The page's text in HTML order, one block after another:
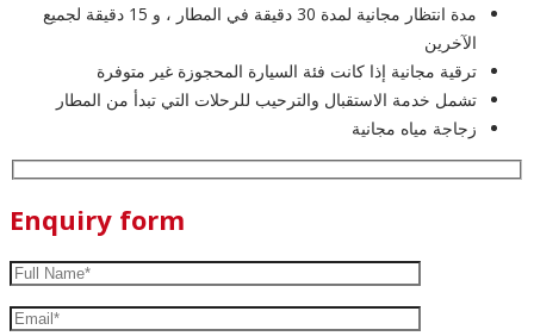
مدة انتظار مجانية لمدة 30 دقيقة في المطار ، و 15 دقيقة لجميع
الآخرين
ترقية مجانية إذا كانت فئة السيارة المحجوزة غير متوفرة
تشمل خدمة الاستقبال والترحيب للرحلات التي تبدأ من المطار
زجاجة مياه مجانية
Enquiry form